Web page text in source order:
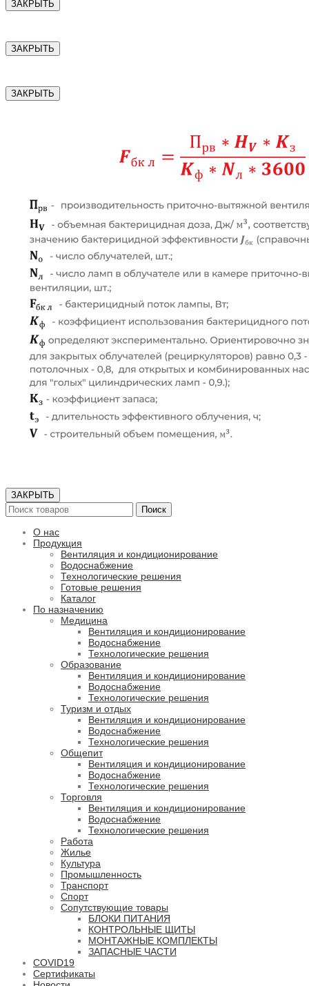
ЗАКРЫТЬ
ЗАКРЫТЬ
ЗАКРЫТЬ
ЗАКРЫТЬ
Поиск
О нас
Продукция
Вентиляция и кондиционирование
Водоснабжение
Технологические решения
Готовые решения
Каталог
По назначению
Медицина
Вентиляция и кондиционирование
Водоснабжение
Технологические решения
Образование
Вентиляция и кондиционирование
Водоснабжение
Технологические решения
Туризм и отдых
Вентиляция и кондиционирование
Водоснабжение
Технологические решения
Общепит
Вентиляция и кондиционирование
Водоснабжение
Технологические решения
Торговля
Вентиляция и кондиционирование
Водоснабжение
Технологические решения
Работа
Жилье
Культура
Промышленность
Транспорт
Спорт
Сопутствующие товары
БЛОКИ ПИТАНИЯ
КОНТРОЛЬНЫЕ ЩИТЫ
МОНТАЖНЫЕ КОМПЛЕКТЫ
ЗАПАСНЫЕ ЧАСТИ
COVID19
Сертификаты